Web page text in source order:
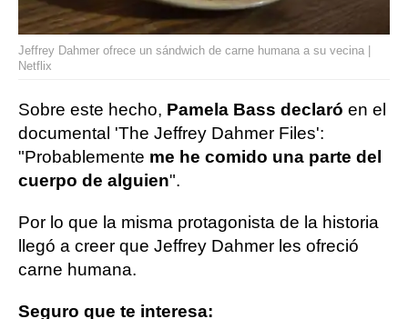
Jeffrey Dahmer ofrece un sándwich de carne humana a su vecina |
Netflix
Sobre este hecho, Pamela Bass declaró en el
documental 'The Jeffrey Dahmer Files':
"Probablemente me he comido una parte del
cuerpo de alguien".
Por lo que la misma protagonista de la historia
llegó a creer que Jeffrey Dahmer les ofreció
carne humana.
Seguro que te interesa: